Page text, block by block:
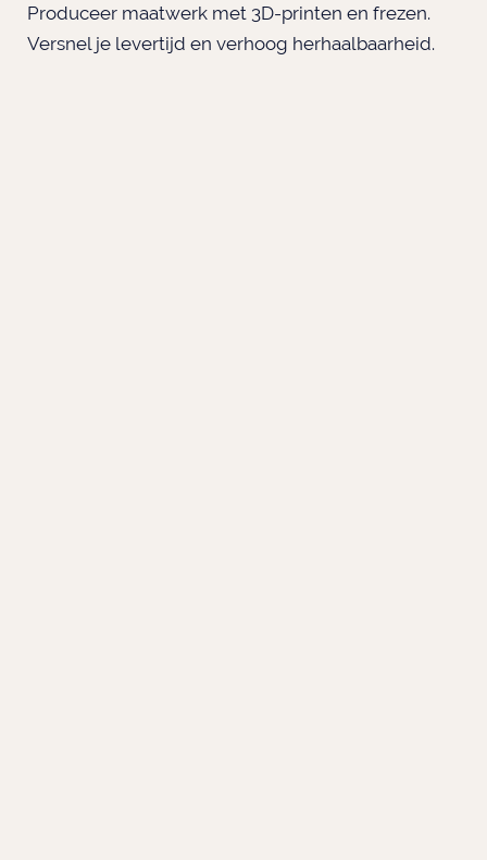
Produceer maatwerk met 3D-printen en frezen.
Versnel je levertijd en verhoog herhaalbaarheid.